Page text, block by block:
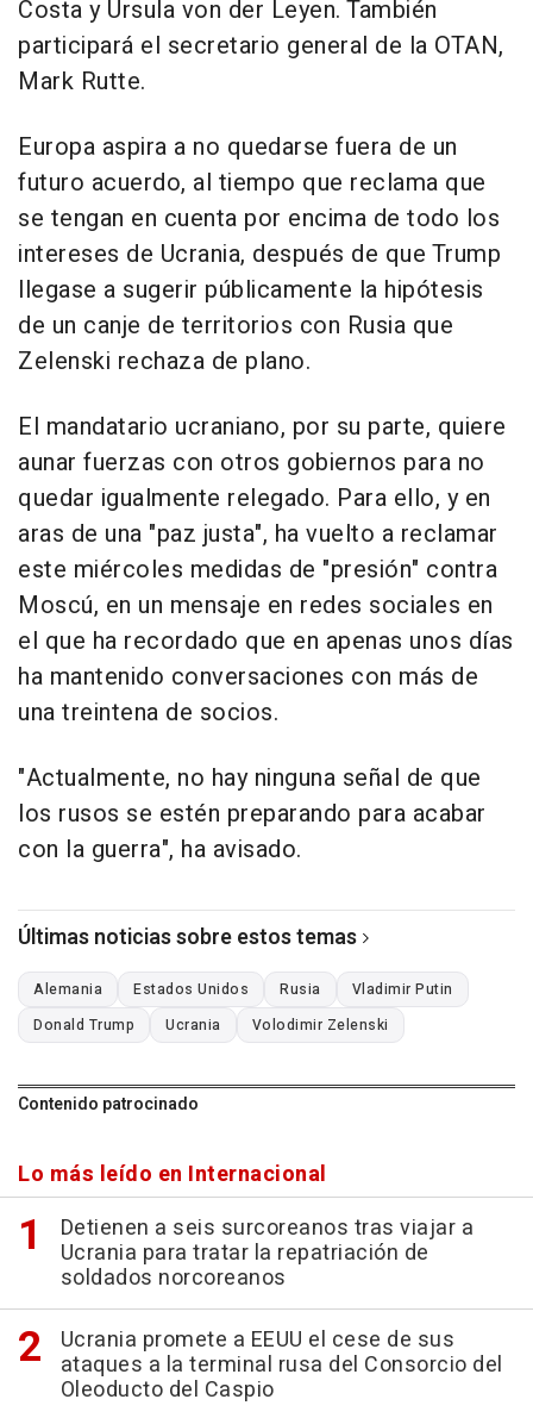
Costa y Ursula von der Leyen. También
participará el secretario general de la OTAN,
Mark Rutte.
Europa aspira a no quedarse fuera de un
futuro acuerdo, al tiempo que reclama que
se tengan en cuenta por encima de todo los
intereses de Ucrania, después de que Trump
llegase a sugerir públicamente la hipótesis
de un canje de territorios con Rusia que
Zelenski rechaza de plano.
El mandatario ucraniano, por su parte, quiere
aunar fuerzas con otros gobiernos para no
quedar igualmente relegado. Para ello, y en
aras de una "paz justa", ha vuelto a reclamar
este miércoles medidas de "presión" contra
Moscú, en un mensaje en redes sociales en
el que ha recordado que en apenas unos días
ha mantenido conversaciones con más de
una treintena de socios.
"Actualmente, no hay ninguna señal de que
los rusos se estén preparando para acabar
con la guerra", ha avisado.
Últimas noticias sobre estos temas
Alemania Estados Unidos Rusia
Vladimir Putin
Donald Trump
Ucrania Volodimir Zelenski
Contenido patrocinado
Lo más leído en Internacional
Detienen a seis surcoreanos tras viajar a
Ucrania para tratar la repatriación de
soldados norcoreanos
Ucrania promete a EEUU el cese de sus
ataques a la terminal rusa del Consorcio del
Oleoducto del Caspio